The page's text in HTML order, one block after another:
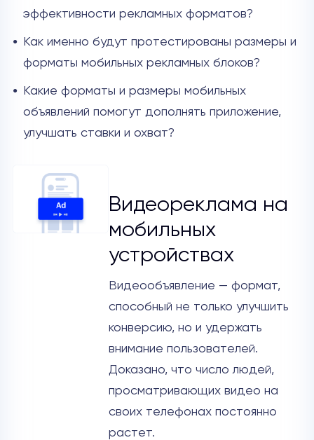
эффективности рекламных форматов?
Как именно будут протестированы размеры и
форматы мобильных рекламных блоков?
Какие форматы и размеры мобильных
объявлений помогут дополнять приложение,
улучшать ставки и охват?
Видеореклама на
мобильных
устройствах
Видеообъявление — формат,
способный не только улучшить
конверсию, но и удержать
внимание пользователей.
Доказано, что число людей,
просматривающих видео на
своих телефонах постоянно
растет.